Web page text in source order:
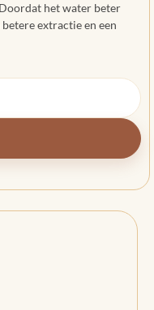
het water beter
extractie en een